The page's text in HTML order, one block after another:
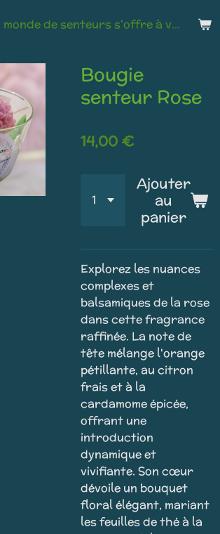
Un monde de senteurs s'offre à vous
Bougie
senteur Rose
14,00 €
Ajouter
au
panier
Explorez les nuances
complexes et
balsamiques de la rose
dans cette fragrance
raffinée. La note de
tête mélange l'orange
pétillante, au citron
frais et à la
cardamome épicée,
offrant une
introduction
dynamique et
vivifiante. Son cœur
dévoile un bouquet
floral élégant, mariant
les feuilles de thé à la